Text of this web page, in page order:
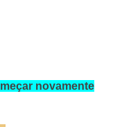
novamente